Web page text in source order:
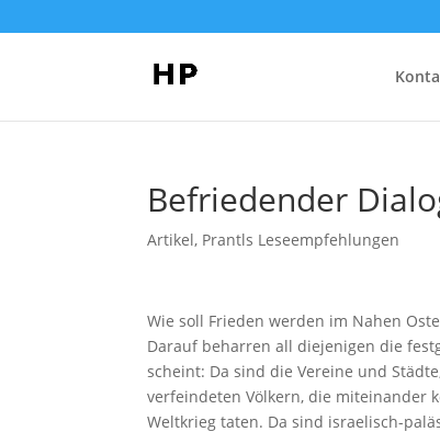
Befriedender
Artikel, Prantls Leseempfehlungen
Wie soll Frieden werden im Nahen
Darauf beharren all diejenigen die
scheint: Da sind die Vereine und
verfeindeten Völkern, die miteinander
Weltkrieg taten. Da sind israelisch-